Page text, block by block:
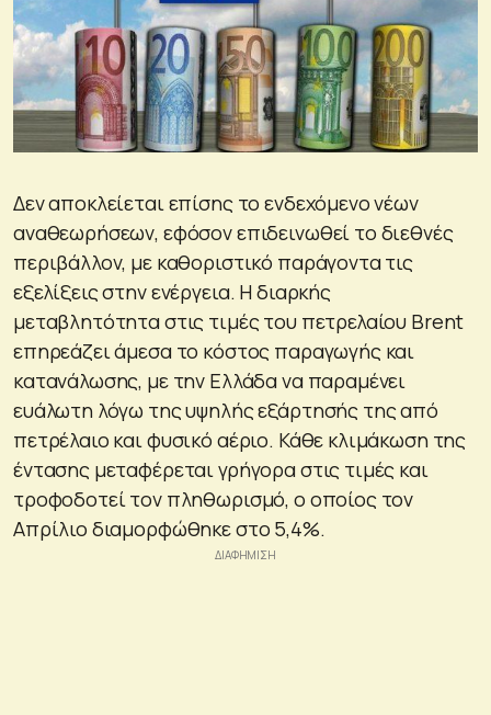
Δεν αποκλείεται επίσης το ενδεχόμενο νέων
αναθεωρήσεων, εφόσον επιδεινωθεί το διεθνές
περιβάλλον, με καθοριστικό παράγοντα τις
εξελίξεις στην ενέργεια. Η διαρκής
μεταβλητότητα στις τιμές του πετρελαίου Brent
επηρεάζει άμεσα το κόστος παραγωγής και
κατανάλωσης, με την Ελλάδα να παραμένει
ευάλωτη λόγω της υψηλής εξάρτησής της από
πετρέλαιο και φυσικό αέριο. Κάθε κλιμάκωση της
έντασης μεταφέρεται γρήγορα στις τιμές και
τροφοδοτεί τον πληθωρισμό, ο οποίος τον
Απρίλιο διαμορφώθηκε στο 5,4%.